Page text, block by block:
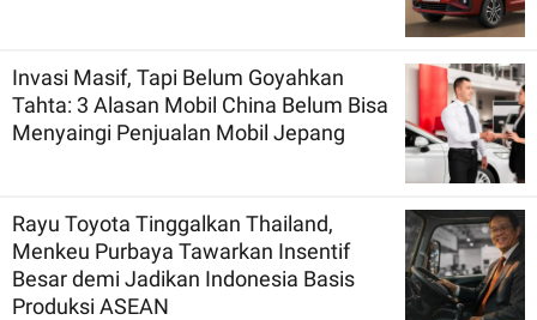
Invasi Masif, Tapi Belum Goyahkan
Tahta: 3 Alasan Mobil China Belum Bisa
Menyaingi Penjualan Mobil Jepang
Rayu Toyota Tinggalkan Thailand,
Menkeu Purbaya Tawarkan Insentif
Besar demi Jadikan Indonesia Basis
Produksi ASEAN